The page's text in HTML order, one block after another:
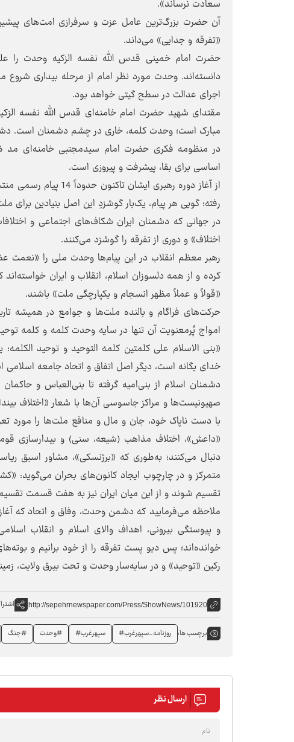
سعادت نرساند».
آن حضرت بزرگ‌ترین عامل عزت و سرفرازی امت‌های
«تفرقه و جدایی» می‌داند.
حضرت امام خمینی قدس الله نفسه الزکیه وحدت را
دانسته‌اند. وحدت مورد نظر امام از مرحله بیداری
اجرای عدالت در سطح گیتی خواهد بود.
مقتدای شهید حضرت امام خامنه‌ای قدس الله نفسه
مبارک است؛ وحدت کلمه، خاری در چشم دشمنان است.‌
در منظومه فکری حضرت امام سیدمجتبی خامنه‌ای مد
اساسی برای بقا، پیشرفت و پیروزی است.
رفته؛ گویی هر پیام، یک‌بار گوشزدِ این اصل بنیادین
در جهانی که دشمنان ایران شکاف‌های اجتماعی و
اختلاف» و دوری از تفرقه را گوشزد می‌کنند.
رهبر معظم انقلاب در این پیام‌ها وحدت ملی را
کرده و از همه دلسوزان اسلام، انقلاب و ایران
«قولاً و عملاً مظهر انسجام و یکپارچگی ملت» باشند.
حرکت‌های فراگام و بالنده ملت‌ها و جوامع در همیشه
امواج پُرمعنویت آن تنها در سایه وحدت کلمه و کلمه
«بنی الاسلام علی کلمتین کلمه التوحید و توحید
خدای یگانه است، دیگر اصل اتفاق و اتحاد جامعه
دشمنان اسلام از بنی‌امیه گرفته تا بنی‌العباس و
صهیونیست‌ها و مراکز جاسوسی آن‌ها با شعار «اختلاف
با دست ناپاک خود، جان و مال و منافع ملت‌ها را مورد
«داعش»، اختلاف مذاهب (شیعه، سنی) و بیدارسازی
دنبال می‌کنند؛ به‌طوری که «برژنسکی»، مشاور اسبق
تقسیم شوند و از این میان ایران نیز به هفت قسمت تقسیم می‌شود؛ 1) عرب 2) کرد 3) ترک 4) لر 5) بلوچ
ملاحظه می‌فرمایید که دشمن وحدت، وفاق و اتحاد که
و پیوستگی بیرونی، اهداف والای اسلام و انقلاب
خوانده‌اند؛ پس دیو پست تفرقه را از خود برانیم و
رکین «توحید» و در سایه‌سار وحدت و تحت بیرق ولایت،
http://sepehrnewspaper.com/Press/ShowNews/101920
برچسب ها: روزنامه_سپهرغرب# سپهرغرب# #وحدت #جنگ
ارسال نظر